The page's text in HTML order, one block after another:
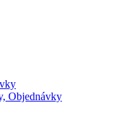
Objednávky